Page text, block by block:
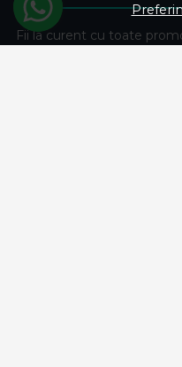
Fii la curent cu toate